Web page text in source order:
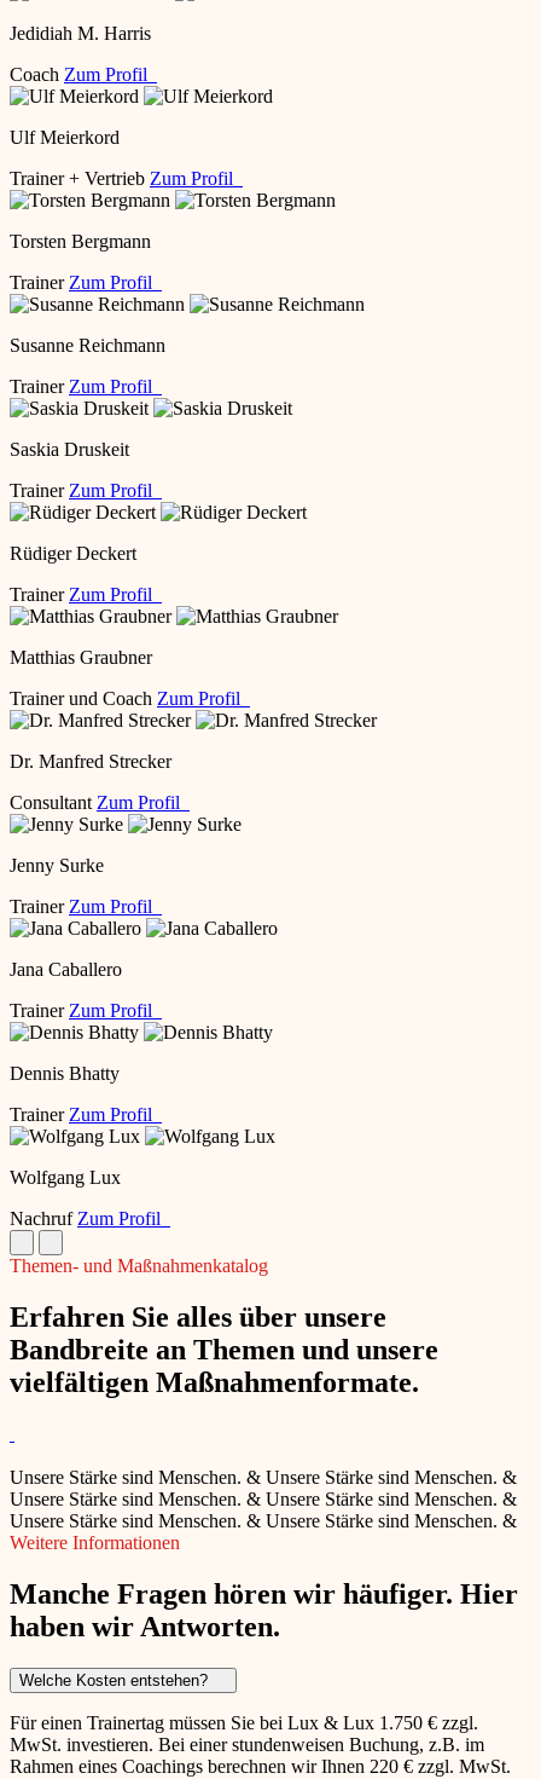
Jedidiah M. Harris
Coach Zum Profil
Ulf Meierkord
Trainer + Vertrieb Zum Profil
Torsten Bergmann
Trainer Zum Profil
Susanne Reichmann
Trainer Zum Profil
Saskia Druskeit
Trainer Zum Profil
Rüdiger Deckert
Trainer Zum Profil
Matthias Graubner
Trainer und Coach Zum Profil
Dr. Manfred Strecker
Consultant Zum Profil
Jenny Surke
Trainer Zum Profil
Jana Caballero
Trainer Zum Profil
Dennis Bhatty
Trainer Zum Profil
Wolfgang Lux
Nachruf Zum Profil
Themen- und Maßnahmenkatalog
Erfahren Sie alles über unsere
Bandbreite an Themen und unsere
vielfältigen Maßnahmenformate.
Unsere Stärke sind Menschen. & Unsere Stärke sind Menschen. &
Unsere Stärke sind Menschen. & Unsere Stärke sind Menschen. &
Unsere Stärke sind Menschen. & Unsere Stärke sind Menschen. &
Weitere Informationen
Manche Fragen hören wir häufiger. Hier
haben wir Antworten.
Welche Kosten entstehen?
Für einen Trainertag müssen Sie bei Lux & Lux 1.750 € zzgl.
MwSt. investieren. Bei einer stundenweisen Buchung, z.B. im
Rahmen eines Coachings berechnen wir Ihnen 220 € zzgl. MwSt.